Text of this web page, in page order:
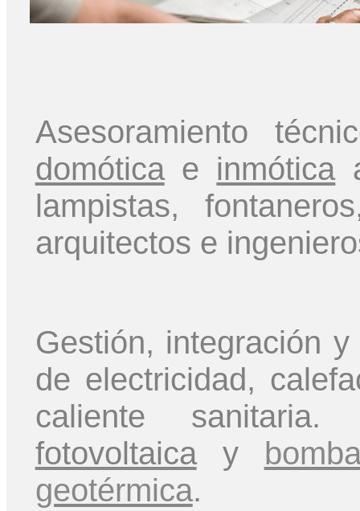
Asesoramiento
domóticae inmótica
lampistas,
arquitectos e
Gestión, integración
de electricidad,
caliente
fotovoltaicay
geotérmica.